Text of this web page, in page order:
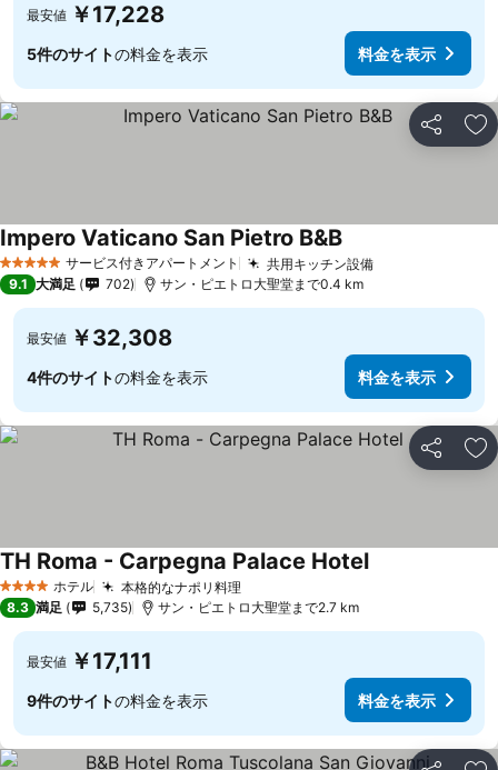
最安値 ￥17,228
5件のサイトの料金を表示 料金を表示
シェア お
5 ホテルのランクサービス付きアパートメント 共用キッチン設備
Impero Vaticano San Pietro B&B
9.1 大満足 702 サン・ピエトロ大聖堂まで0.4 km
最安値 ￥32,308
4件のサイトの料金を表示 料金を表示
シェア お
4 ホテルのランク
ホテル 本格的なナポリ料理
TH Roma - Carpegna Palace Hotel
8.3 満足 5,735 サン・ピエトロ大聖堂まで2.7 km
最安値 ￥17,111
9件のサイトの料金を表示 料金を表示